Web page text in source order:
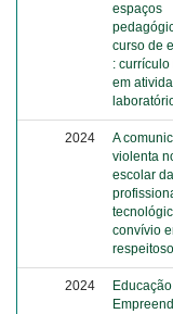
espaços
curso de
:
em
2024
A
violenta
escolar
convívio
respeitoso
2024
Educação